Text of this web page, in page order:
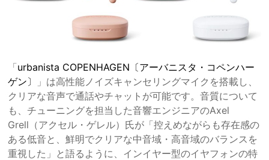
「urbanista COPENHAGEN〔アーバニスタ・コペンハー
ゲン〕
」は高性能ノイズキャンセリングマイクを搭載し、
クリアな音声で通話やチャットが可能です。音質について
も、チューニングを担当した音響エンジニアのAxel
Grell（アクセル・ゲレル）氏が「控えめながらも存在感の
ある低音と、鮮明でクリアな中音域・高音域のバランスを
重視した」と語るように、インイヤー型のイヤフォンの特